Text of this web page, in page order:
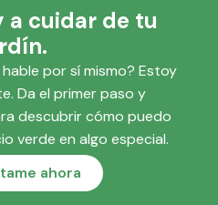
a cuidar de tu
por sí mismo? Estoy
Da el primer paso y
descubrir cómo puedo
verde en algo especial.
ahora